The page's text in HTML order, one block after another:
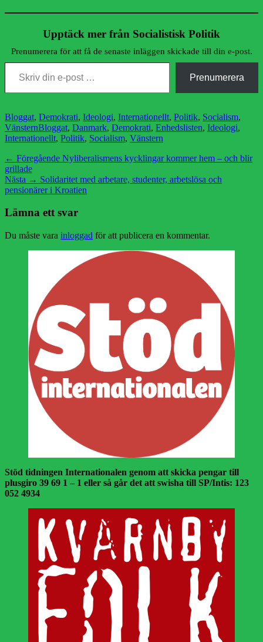
Upptäck mer från Socialistisk Politik
Prenumerera för att få de senaste inläggen skickade till din e-post.
Skriv din e-post …
Prenumerera
Kategorier
Bloggat, Demokrati, Ideologi, Internationellt, Politik, Socialism,
VänsternEtiketter
Bloggat, Danmark, Demokrati, Enhedslisten, Ideologi,
Internationellt, Politik, Socialism, Vänstern
Inläggsnavigering
← Föregående Föregående
Nyliberalismens kycklingar kommer hem – och blir
grillade
Nästa → Nästa
inlägg:
Solidaritet med arbetare, studenter, arbetslösa och
pensionärer i Kroatien
Lämna ett svar
Du måste vara inloggad för att publicera en kommentar.
Stöd tidningen Internationalen genom att skicka pengar till
plusgiro 39 69 1 – 1 eller så går det att swisha till SP/Intis: 123
052 4934